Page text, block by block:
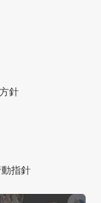
針
指針